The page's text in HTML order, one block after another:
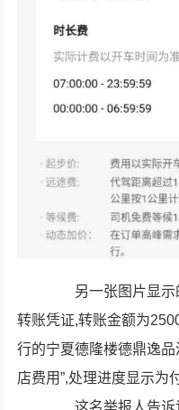
另一张图片显示
转账凭证,转账金额为
行的宁夏德隆楼德鼎逸
店费用”,处理进度显示为
这名举报人告诉